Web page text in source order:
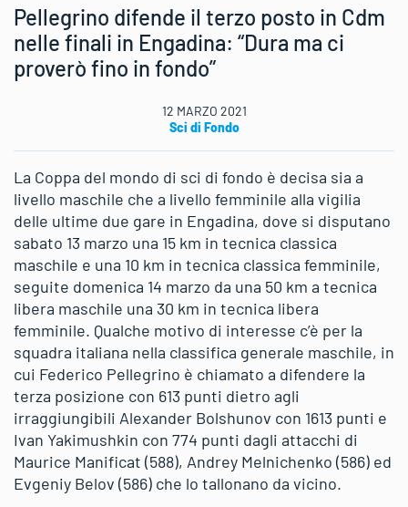
Pellegrino difende il terzo posto in Cdm
nelle finali in Engadina: “Dura ma ci
proverò fino in fondo”
12 MARZO 2021
Sci di Fondo
La Coppa del mondo di sci di fondo è decisa sia a
livello maschile che a livello femminile alla vigilia
delle ultime due gare in Engadina, dove si disputano
sabato 13 marzo una 15 km in tecnica classica
maschile e una 10 km in tecnica classica femminile,
seguite domenica 14 marzo da una 50 km a tecnica
libera maschile una 30 km in tecnica libera
femminile. Qualche motivo di interesse c’è per la
squadra italiana nella classifica generale maschile, in
cui Federico Pellegrino è chiamato a difendere la
terza posizione con 613 punti dietro agli
irraggiungibili Alexander Bolshunov con 1613 punti e
Ivan Yakimushkin con 774 punti dagli attacchi di
Maurice Manificat (588), Andrey Melnichenko (586) ed
Evgeniy Belov (586) che lo tallonano da vicino.